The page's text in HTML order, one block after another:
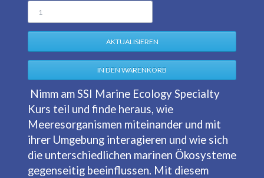
Nimm am SSI Marine Ecology Specialty
Kurs teil und finde heraus, wie
Meeresorganismen miteinander und mit
ihrer Umgebung interagieren und wie sich
die unterschiedlichen marinen Ökosysteme
gegenseitig beeinflussen. Mit diesem